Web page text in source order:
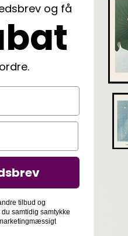
og få
tilbud og
samtidig samtykke